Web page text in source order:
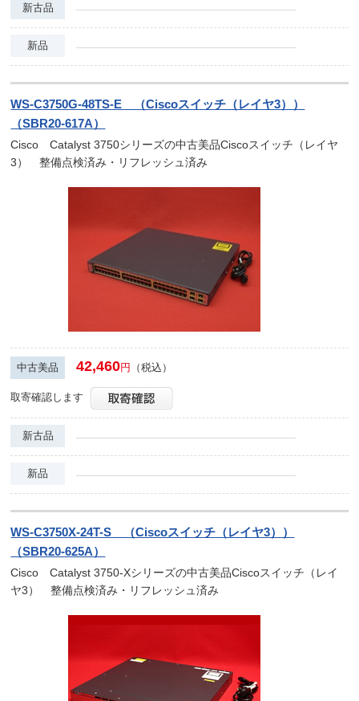
新古品
新品
WS-C3750G-48TS-E （Ciscoスイッチ（レイヤ3））
（SBR20-617A）
Cisco Catalyst 3750シリーズの中古美品Ciscoスイッチ（レイヤ
3） 整備点検済み・リフレッシュ済み
中古美品 42,460円 （税込）
取寄確認します
新古品
新品
WS-C3750X-24T-S （Ciscoスイッチ（レイヤ3））
（SBR20-625A）
Cisco Catalyst 3750-Xシリーズの中古美品Ciscoスイッチ（レイ
ヤ3） 整備点検済み・リフレッシュ済み